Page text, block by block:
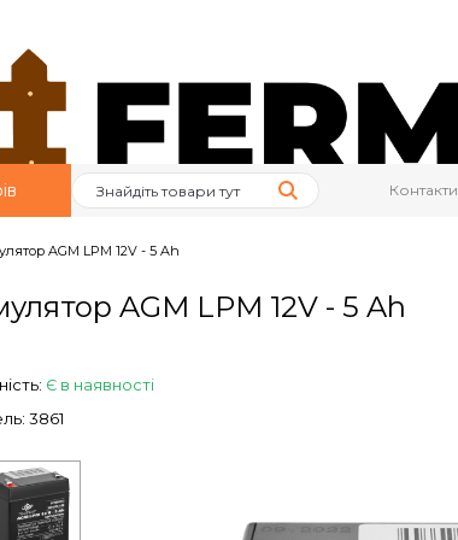
Контакти
AGM LPM 12V - 5 Ah
AGM LPM 12V - 5 Ah
Є в наявності
3861